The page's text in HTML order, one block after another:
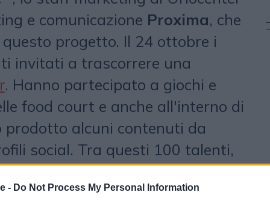
- Do Not Process My Personal Information
e comunicazione Proxima, che
progetto. Il 24 ottobre i
invitati a trascorrere una
. Hanno partecipato a giochi e
food court e anche all'interno di
prodotto alcuni contenuti da
social. Tra questi 100 talenti,
stati selezionati gli 11
Lenoci in un evento aperto